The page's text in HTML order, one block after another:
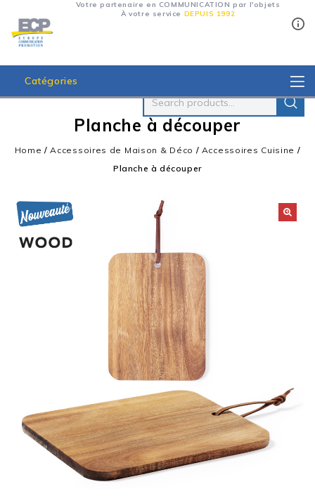
Votre partenaire en COMMUNICATION par l'objets
À votre service DEPUIS 1992
Catégories
Planche à découper
Home /Accessoires de Maison & Déco / Accessoires Cuisine /
Planche à découper